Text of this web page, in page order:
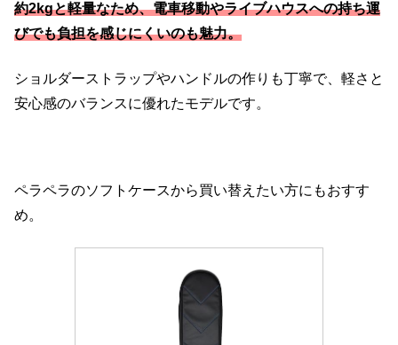
約2kgと軽量なため、電車移動やライブハウスへの持ち運
びでも負担を感じにくいのも魅力。
ショルダーストラップやハンドルの作りも丁寧で、軽さと
安心感のバランスに優れたモデルです。
ペラペラのソフトケースから買い替えたい方にもおすす
め。